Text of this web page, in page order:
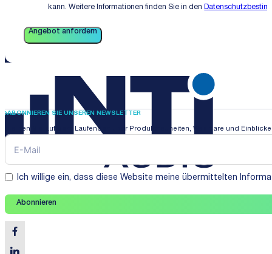
kann. Weitere Informationen finden Sie in den
Angebot anfordern
ABONNIEREN SIE UNSEREN NEWSLETTER
Bleiben Sie auf dem Laufenden über Produktneuheiten, Webinare und
Ich willige ein, dass diese Website meine übermittelten
Abonnieren